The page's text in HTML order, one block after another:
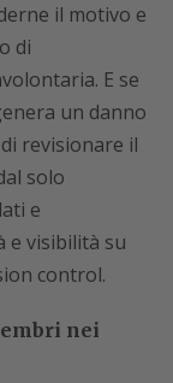
il motivo e
di
E se
un danno
revisionare il
solo
e
e visibilità su
control.
nei